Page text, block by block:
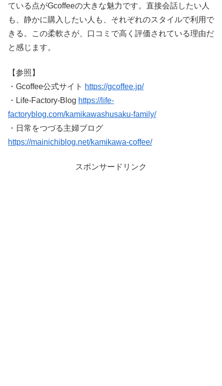
ている点がGcoffeeの大きな魅力です。直接会話したい人
も、静かに購入したい人も、それぞれのスタイルで利用で
きる。この柔軟さが、口コミで高く評価されている理由だ
と感じます。
【参照】
・Gcoffee公式サイト https://gcoffee.jp/
・Life-Factory-Blog https://life-
factoryblog.com/kamikawashusaku-family/
・日常をつづる主婦ブログ
https://mainichiblog.net/kamikawa-coffee/
スポンサードリンク